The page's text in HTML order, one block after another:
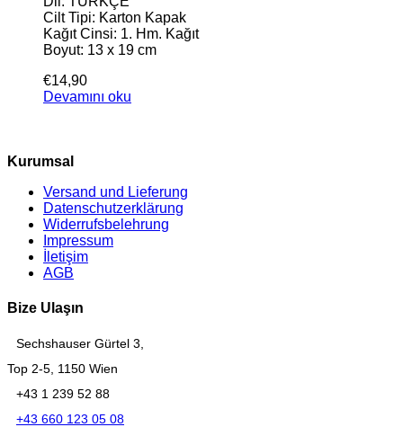
Cilt Tipi: Karton Kapak
Kağıt Cinsi: 1. Hm. Kağıt
Boyut: 13 x 19 cm
€14,90
Devamını oku
Kurumsal
Versand und Lieferung
Datenschutzerklärung
Widerrufsbelehrung
Impressum
İletişim
AGB
Bize Ulaşın
Sechshauser Gürtel 3,
Top 2-5, 1150 Wien
+43 1 239 52 88
+43 660 123 05 08